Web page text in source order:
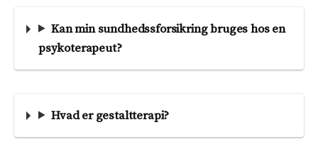
Kan min sundhedssforsikring bruges hos en
psykoterapeut?
Hvad er gestaltterapi?